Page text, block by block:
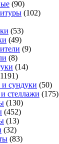
(90)
(102)
(53)
(49)
(9)
(8)
(14)
сундуки (50)
стеллажи (175)
(130)
(452)
(13)
(32)
(83)